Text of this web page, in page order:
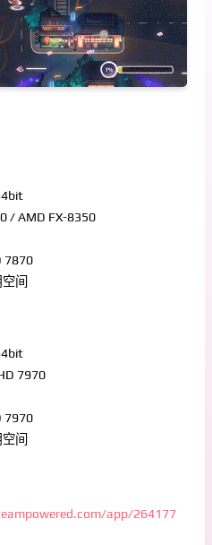
/ AMD FX-8350
7870
间
7970
7970
间
app/264177